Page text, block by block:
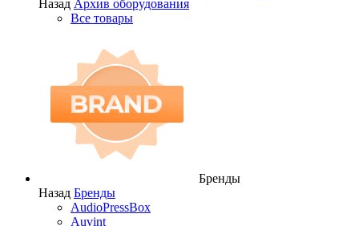
Назад Архив оборудования
Все товары
Бренды
Назад Бренды
AudioPressBox
Auvint